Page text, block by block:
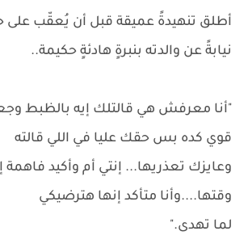
أطلق تنهيدةً عميقة قبل أن يُعقّب على
نيابةً عن والدته بنبرةٍ هادئةٍ حكيمة..
"أنا معرفش هي قالتلك إيه بالظبط
قوي كده بس حقك عليا في اللي قالته
وعايزك تعذريها... إنتي أم وأكيد
وقتها....وأنا متأكد إنها هترضيكي
لما تهدى."